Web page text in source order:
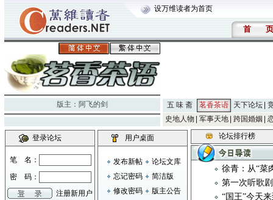
设万维读者为首页
首 页
版主： 阿飞的剑 五 味 斋 茗香茶语 天下论坛
史地人物
军事天地 跨国婚姻
登录论坛
笔 名：
密 码：
注册新用户
用户桌面
发布新帖
论坛文库
忘记密码
简洁版
修改密码
版主公告
论坛排行榜
徐青：从“菜
第一次听歌剧
“国王”今天